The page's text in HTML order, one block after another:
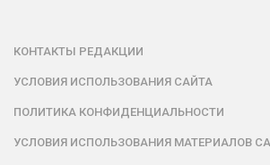
КОНТАКТЫ РЕДАКЦИИ
УСЛОВИЯ ИСПОЛЬЗОВАНИЯ САЙТА
ПОЛИТИКА КОНФИДЕНЦИАЛЬНОСТИ
УСЛОВИЯ ИСПОЛЬЗОВАНИЯ МАТЕРИАЛОВ